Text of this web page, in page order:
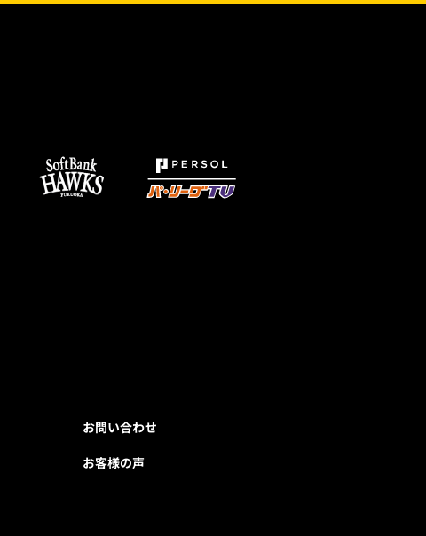
お問い合わせ
お客様の声